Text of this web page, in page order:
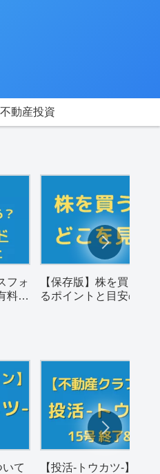
不動産投資
フォ
料登
【保存版】株を買うと
るポイントと目安の数
いて
【投活-トウカツ-】不